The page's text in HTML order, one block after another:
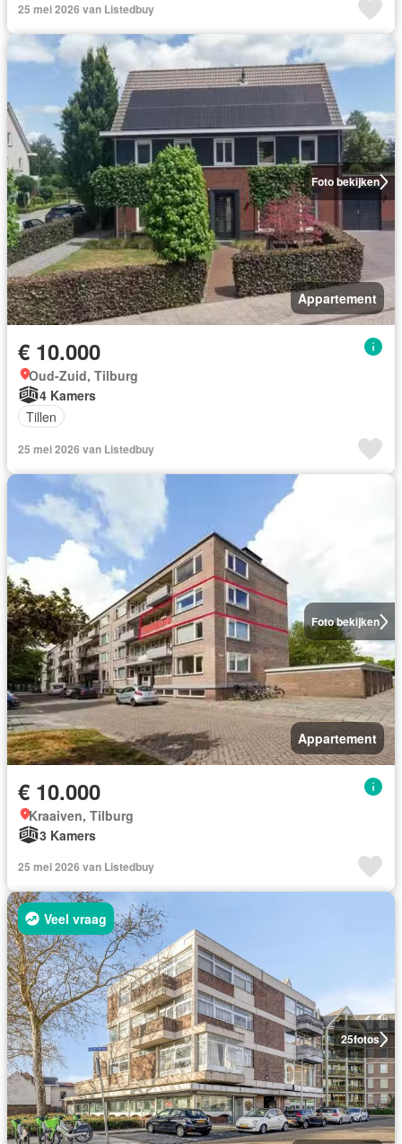
25 mei 2026 van Listedbuy
Foto bekijken
Appartement
€ 10.000
Oud-Zuid, Tilburg
4 Kamers
Tillen
25 mei 2026 van Listedbuy
Foto bekijken
Appartement
€ 10.000
Kraaiven, Tilburg
3 Kamers
25 mei 2026 van Listedbuy
25fotos
Veel vraag